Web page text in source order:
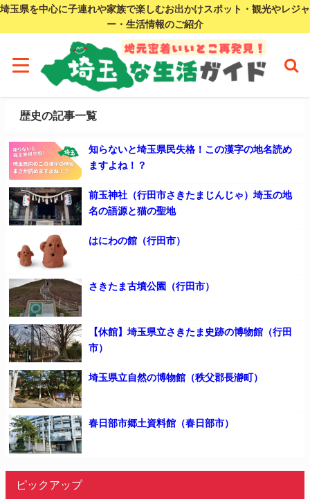
埼玉県を中心に子連れや家族で楽しむお出かけスポット・観光やレジャ
ー・生活情報のご紹介
歴史の記事一覧
知らないと埼玉県民失格！この漢字の地名読め
ますよね！？
前玉神社（行田市さきたまじんじゃ）埼玉の地
名の語源と猫の聖地
はにわの館（行田市）
さきたま古墳公園（行田市）
【休館】埼玉県立さきたま史跡の博物館（行田
市）
埼玉県立自然の博物館（秩父郡長瀞町）
春日部市郷土資料館（春日部市）
ピックアップ